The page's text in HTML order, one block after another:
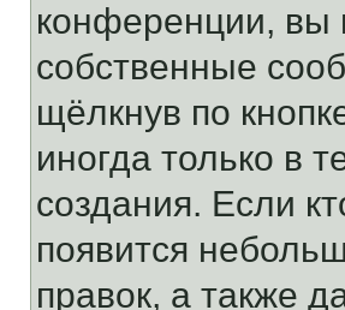
конференции, вы
собственные
щёлкнув по
иногда только в
создания. Если
появится
правок, а также